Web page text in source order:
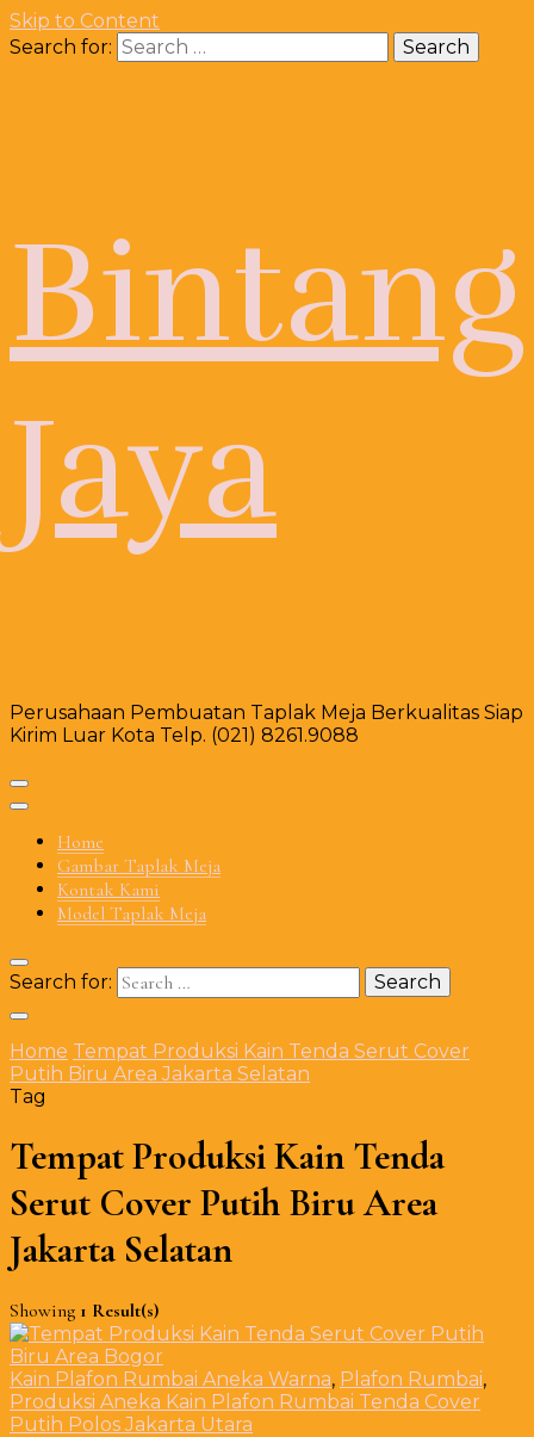
Skip to Content
Search for:
Bintang
Jaya
Perusahaan Pembuatan Taplak Meja Berkualitas Siap
Kirim Luar Kota Telp. (021) 8261.9088
Home
Gambar Taplak Meja
Kontak Kami
Model Taplak Meja
Search for:
Home Tempat Produksi Kain Tenda Serut Cover
Putih Biru Area Jakarta Selatan
Tag
Tempat Produksi Kain Tenda
Serut Cover Putih Biru Area
Jakarta Selatan
Showing 1 Result(s)
Kain Plafon Rumbai Aneka Warna, Plafon Rumbai,
Produksi Aneka Kain Plafon Rumbai Tenda Cover
Putih Polos Jakarta Utara